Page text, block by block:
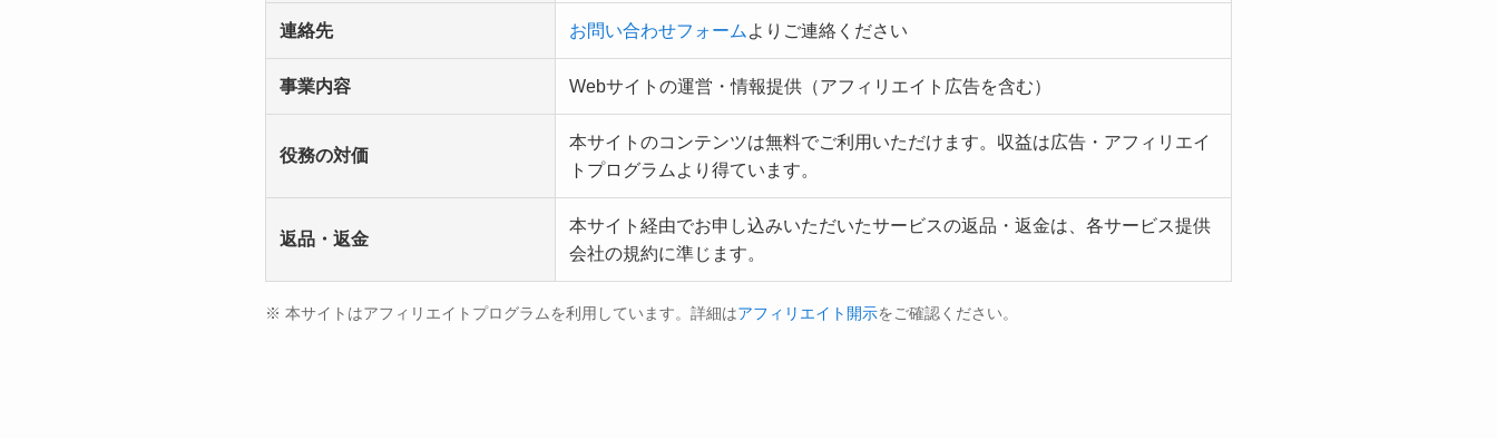
連絡先 お問い合わせフォーム よりご連絡ください
事業内容 Webサイトの運営・情報提供（アフィリエイト広告を含む）
役務の対価
本サイトのコンテンツは無料でご利用いただけます。収益は広告・アフィリエイ
トプログラムより得ています。
返品・返金
本サイト経由でお申し込みいただいたサービスの返品・返金は、各サービス提供
会社の規約に準じます。
※ 本サイトはアフィリエイトプログラムを利用しています。詳細はアフィリエイト開示をご確認ください。